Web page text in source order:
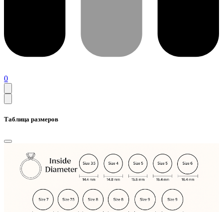
0
Таблица размеров